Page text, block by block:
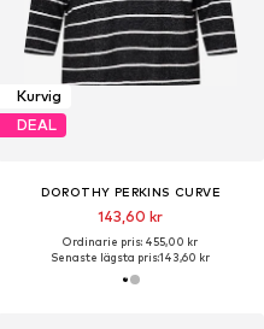
Kurvig
DEAL
DOROTHY PERKINS CURVE
143,60 kr
Ordinarie pris: 455,00 kr
Senaste lägsta pris:143,60 kr